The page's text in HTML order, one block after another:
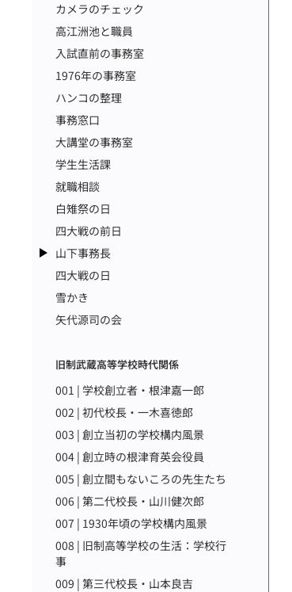
カメラのチェック
高江洲池と職員
入試直前の事務室
1976年の事務室
ハンコの整理
事務窓口
大講堂の事務室
学生生活課
就職相談
白雉祭の日
四大戦の前日
山下事務長
四大戦の日
雪かき
矢代源司の会
旧制武蔵高等学校時代関係
001 | 学校創立者・根津嘉一郎
002 | 初代校長・一木喜徳郎
003 | 創立当初の学校構内風景
004 | 創立時の根津育英会役員
005 | 創立間もないころの先生たち
006 | 第二代校長・山川健次郎
007 | 1930年頃の学校構内風景
008 | 旧制高等学校の生活：学校行
事
009 | 第三代校長・山本良吉